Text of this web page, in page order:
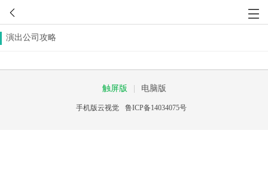
演出公司攻略
触屏版 电脑版
手机版云视觉 鲁ICP备14034075号